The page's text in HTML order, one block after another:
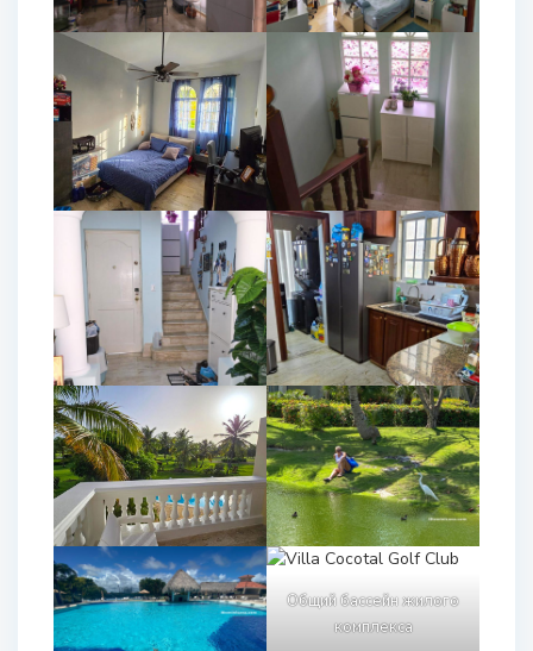
Общий бассейн жилого
комплекса